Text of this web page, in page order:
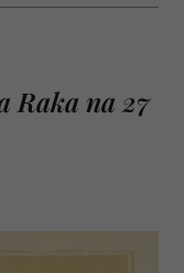
Raka na 27